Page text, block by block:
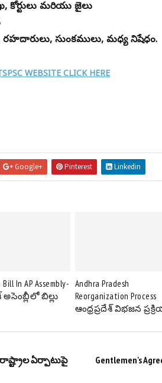
కోర్టులు మరియు జైలు
సుంకములు, మధ్య నిషేధం.
WEBSITE CLICK HERE
Google+ Pinterest Linkedin
In AP Assembly-
అసెంబ్లీలో బిల్లు
Andhra Pradesh
Reorganization Process
ఆంధ్రప్రదేశ్ విభజన
రాష్ట్రాల ఏర్పాటుపై
Gentlemen's